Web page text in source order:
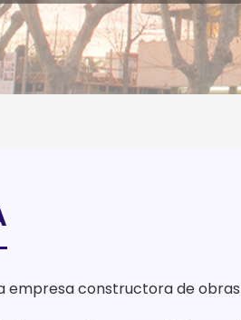
empresa constructora de